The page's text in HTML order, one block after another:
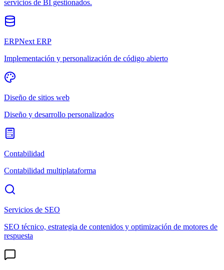
servicios de BI gestionados.
ERPNext ERP
Implementación y personalización de código abierto
Diseño de sitios web
Diseño y desarrollo personalizados
Contabilidad
Contabilidad multiplataforma
Servicios de SEO
SEO técnico, estrategia de contenidos y optimización de motores de
respuesta